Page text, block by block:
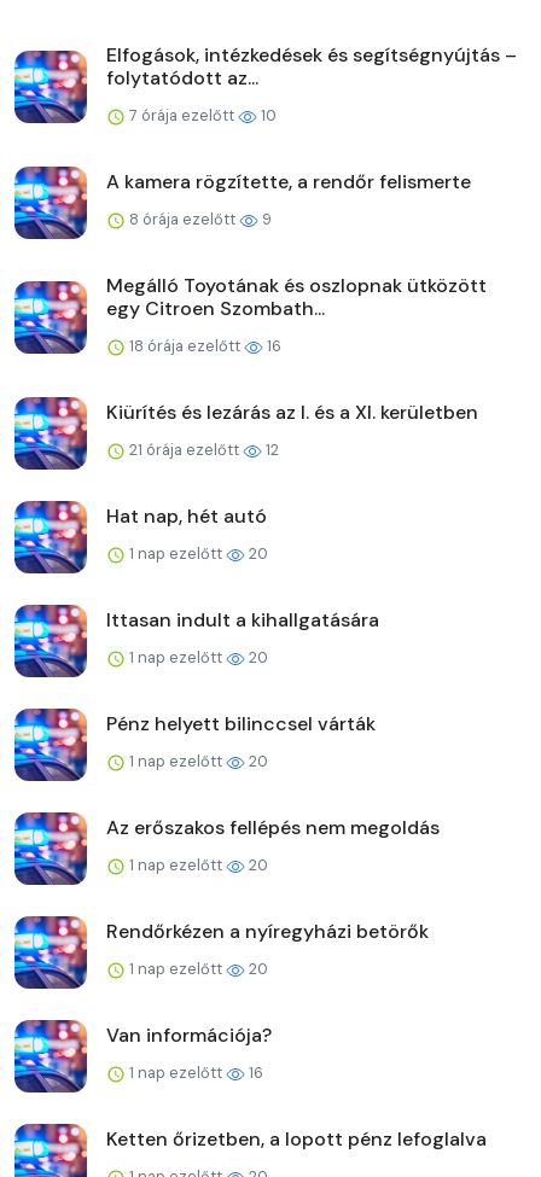
Elfogások, intézkedések és segítségnyújtás –
folytatódott az...
7 órája ezelőtt 10
A kamera rögzítette, a rendőr felismerte
8 órája ezelőtt 9
Megálló Toyotának és oszlopnak ütközött
egy Citroen Szombath...
18 órája ezelőtt 16
Kiürítés és lezárás az I. és a XI. kerületben
21 órája ezelőtt 12
Hat nap, hét autó
1 nap ezelőtt 20
Ittasan indult a kihallgatására
1 nap ezelőtt 20
Pénz helyett bilinccsel várták
1 nap ezelőtt 20
Az erőszakos fellépés nem megoldás
1 nap ezelőtt 20
Rendőrkézen a nyíregyházi betörők
1 nap ezelőtt 20
Van információja?
1 nap ezelőtt 16
Ketten őrizetben, a lopott pénz lefoglalva